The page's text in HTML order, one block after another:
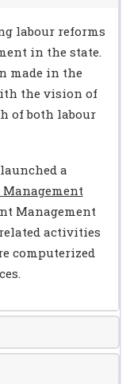
labour reforms
in the state.
made in the
the vision of
of both labour
a
Management
activities
computerized